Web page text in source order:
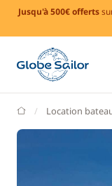
Jusqu'à 500€ offerts
GlobeSailor
Location